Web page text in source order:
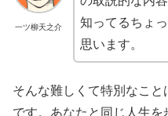
一ツ柳天之介
知ってるちょ
思います。
そんな難しくて特別なこ
です。あなたと同じ人生